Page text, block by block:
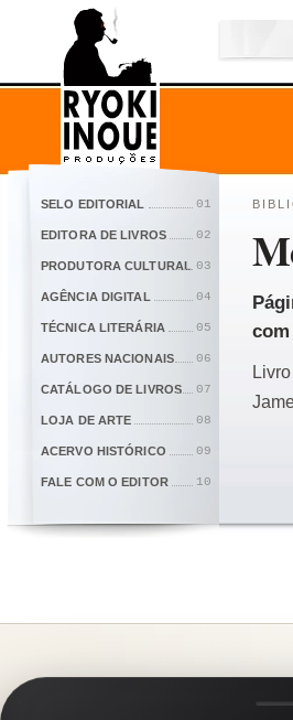
SELO EDITORIAL 01
EDITORA DE LIVROS 02
PRODUTORA CULTURAL 03
AGÊNCIA DIGITAL 04
TÉCNICA LITERÁRIA 05
AUTORES NACIONAIS 06
CATÁLOGO DE LIVROS 07
LOJA DE ARTE 08
ACERVO HISTÓRICO 09
FALE COM O EDITOR 10